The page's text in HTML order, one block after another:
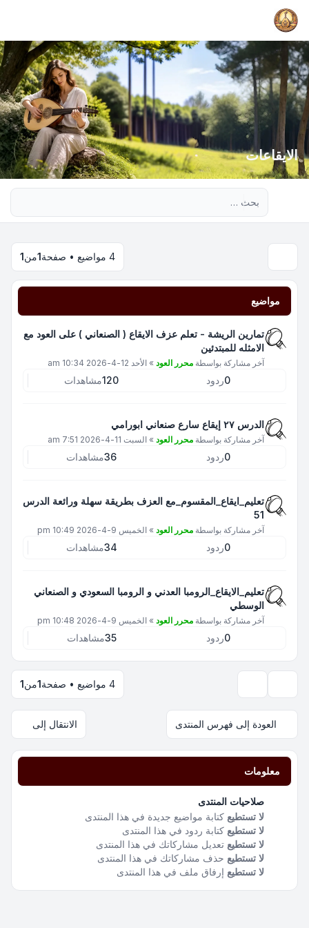
الايقاعات
4 مواضيع • صفحة 1من1
مواضيع
تمارين الريشة - تعلم عزف الايقاع ( الصنعاني ) على العود مع
الامثله للمبتدئين
آخر مشاركة بواسطة محرر العود » الأحد 12-4-2026 10:34 am
0ردود 120مشاهدات
الدرس ٢٧ إيقاع سارع صنعاني ابورامي
آخر مشاركة بواسطة محرر العود » السبت 11-4-2026 7:51 am
0ردود 36مشاهدات
تعليم_ايقاع_المقسوم_مع العزف بطريقة سهلة ورائعة الدرس
51
آخر مشاركة بواسطة محرر العود » الخميس 9-4-2026 10:49 pm
0ردود 34مشاهدات
تعليم_الايقاع_الرومبا العدني و الرومبا السعودي و الصنعاني
الوسطي
آخر مشاركة بواسطة محرر العود » الخميس 9-4-2026 10:48 pm
0ردود 35مشاهدات
4 مواضيع • صفحة 1من1
العودة إلى فهرس المنتدى الانتقال إلى
معلومات
صلاحيات المنتدى
لا تستطيع كتابة مواضيع جديدة في هذا المنتدى
لا تستطيع كتابة ردود في هذا المنتدى
لا تستطيع تعديل مشاركاتك في هذا المنتدى
لا تستطيع حذف مشاركاتك في هذا المنتدى
لا تستطيع إرفاق ملف في هذا المنتدى